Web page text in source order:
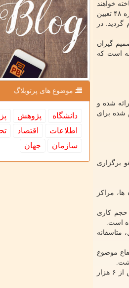
مرجع آزمون شناخته خواهند
شد. جدول زمان بندی آزمون های وزارت بهداشت در سال ۹۹ اعلام گردید و تاریخ ۷ اسفند ۹۹ بعنوان تاریخ برگزاری آزمون دستیاری دوره ۴۸ تعیین
)و در تاریخ ۳۰ شهریور جاری اعلام گردید. در
تصمیم گیران
است که
دوره ۴۸ باتوجه به مستندات ارائه شده و
شده برای
برگزاری
مراکز
حجم کاری
است.
متاسفانه
موضوع
به گزارش پرتوبلاگ به نقل از ایسنا، داوطلبان آزمون دستیاری همین طور با تشکیل کمپینی با عنوان " تعویق آزمون دستیاری" با بیش از ۶ هزار
موضوع های پرتوبلاگ
دانشگاه پژوهش
اطلاعات
اقتصاد
سازمان
جهان